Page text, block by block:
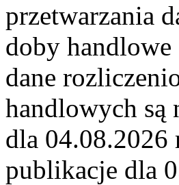
przetwarzania
doby
dane
handlowych są
dla
publikacje dla